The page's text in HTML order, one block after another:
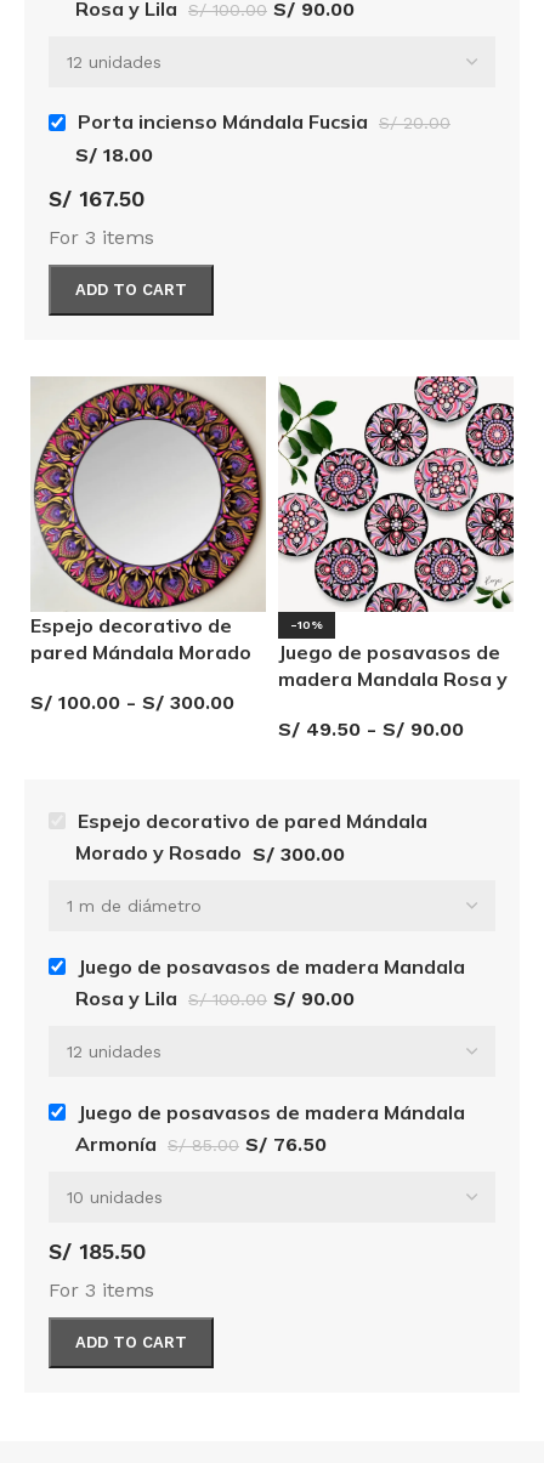
Rosa y Lila S/100.00 S/ 90.00
Porta incienso Mándala Fucsia S/20.00
S/ 18.00
S/ 167.50
For 3 items
ADD TO CART
Espejo decorativo de
pared Mándala Morado
S/ 100.00 - S/ 300.00
-10%
Juego de posavasos de
madera Mandala Rosa y
S/ 49.50 - S/ 90.00
Espejo decorativo de pared Mándala
Morado y Rosado S/ 300.00
Juego de posavasos de madera Mandala
Rosa y Lila
S/100.00 S/ 90.00
Juego de posavasos de madera Mándala
Armonía
S/85.00 S/ 76.50
S/ 185.50
For 3 items
ADD TO CART